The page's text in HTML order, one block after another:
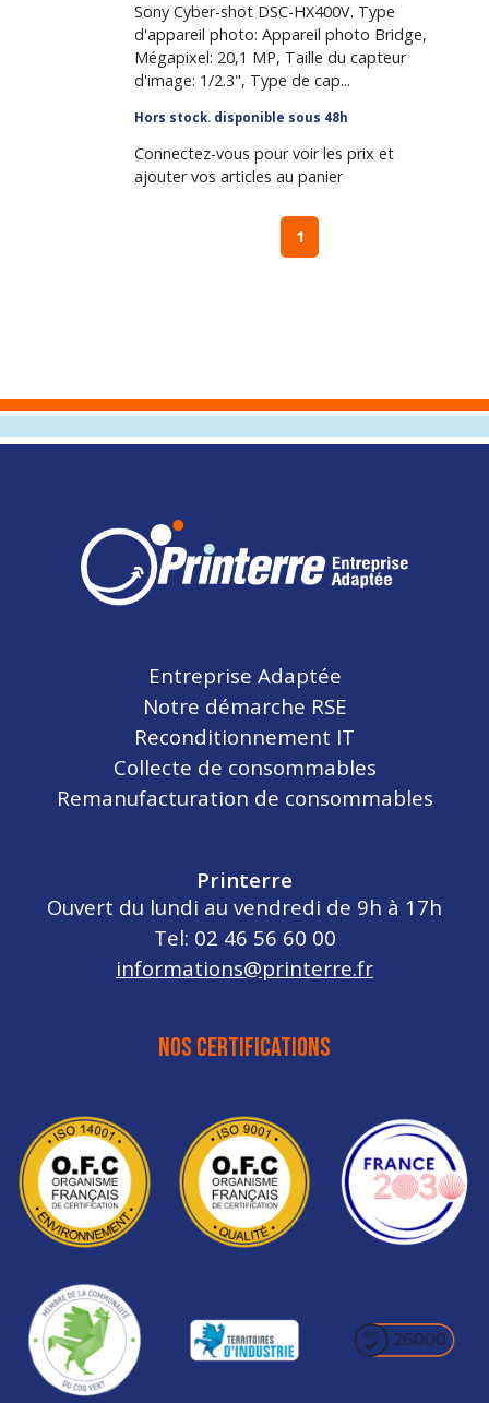
Sony Cyber-shot DSC-HX400V. Type
d'appareil photo: Appareil photo Bridge,
Mégapixel: 20,1 MP, Taille du capteur
d'image: 1/2.3", Type de cap...
Hors stock. disponible sous 48h
Connectez-vous pour voir les prix et
ajouter vos articles au panier
1
Entreprise Adaptée
Notre démarche RSE
Reconditionnement IT
Collecte de consommables
Remanufacturation de consommables
Printerre
Ouvert du lundi au vendredi de 9h à 17h
Tel: 02 46 56 60 00
informations@printerre.fr
NOS CERTIFICATIONS